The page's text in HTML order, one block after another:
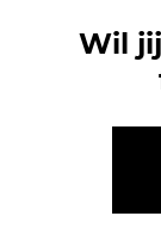
Wil